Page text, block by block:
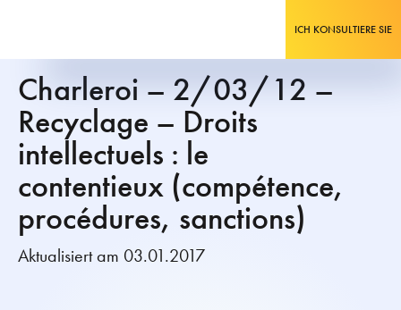
ICH KONSULTIERE SIE
Charleroi – 2/03/12 –
Recyclage – Droits
intellectuels : le
contentieux (compétence,
procédures, sanctions)
Aktualisiert am 03.01.2017